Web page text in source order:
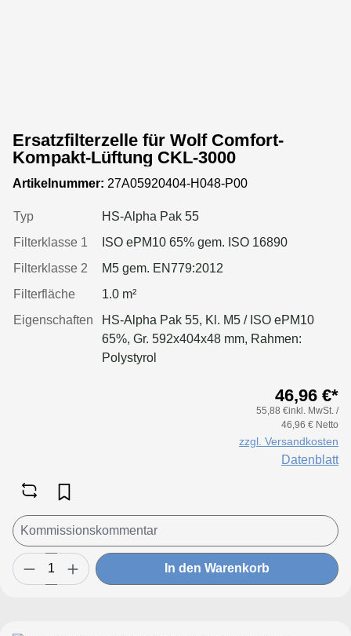
Ersatzfilterzelle für Wolf Comfort-
Kompakt-Lüftung CKL-3000
Artikelnummer: 27A05920404-H048-P00
Typ
HS-Alpha Pak 55
Filterklasse 1
ISO ePM10 65% gem. ISO 16890
Filterklasse 2
M5 gem. EN779:2012
Filterfläche
1.0 m²
Eigenschaften
HS-Alpha Pak 55, Kl. M5 / ISO ePM10
65%, Gr. 592x404x48 mm, Rahmen:
Polystyrol
46,96 €*
55,88 €inkl. MwSt. /
46,96 € Netto
zzgl. Versandkosten
Datenblatt
In den Warenkorb